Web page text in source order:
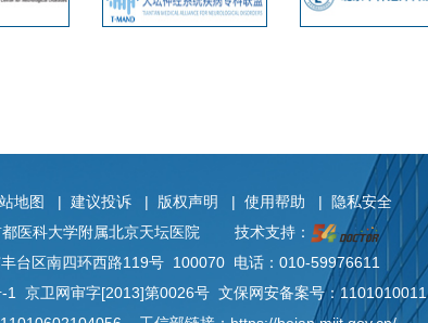
地图 | 建议投诉 | 版权声明 | 使用帮助 |
隐私安全
都医科大学附属北京天坛医院 技术支持：
台区南四环西路119号 100070 电话：010-59976611
1
京卫网审字[2013]第0026号 文保网安备案号：1101010011